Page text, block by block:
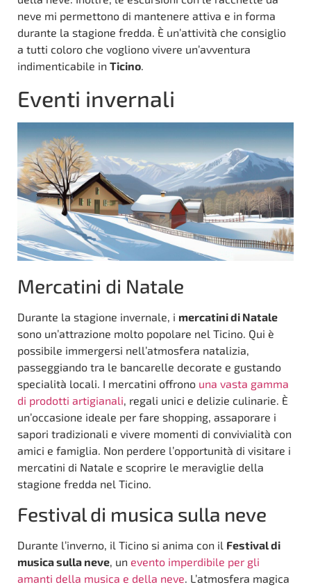
neve mi permettono di mantenere attiva e in forma
durante la stagione fredda. È un’attività che consiglio
a tutti coloro che vogliono vivere un’avventura
indimenticabile in Ticino.
Eventi invernali
Mercatini di Natale
Durante la stagione invernale, i mercatini di Natale
sono un’attrazione molto popolare nel Ticino. Qui è
possibile immergersi nell’atmosfera natalizia,
passeggiando tra le bancarelle decorate e gustando
specialità locali. I mercatini offrono una vasta gamma
di prodotti artigianali, regali unici e delizie culinarie. È
un’occasione ideale per fare shopping, assaporare i
sapori tradizionali e vivere momenti di convivialità con
amici e famiglia. Non perdere l’opportunità di visitare i
mercatini di Natale e scoprire le meraviglie della
stagione fredda nel Ticino.
Festival di musica sulla neve
Durante l’inverno, il Ticino si anima con il Festival di
musica sulla neve , un evento imperdibile per gli
amanti della musica e della neve . L’atmosfera magica